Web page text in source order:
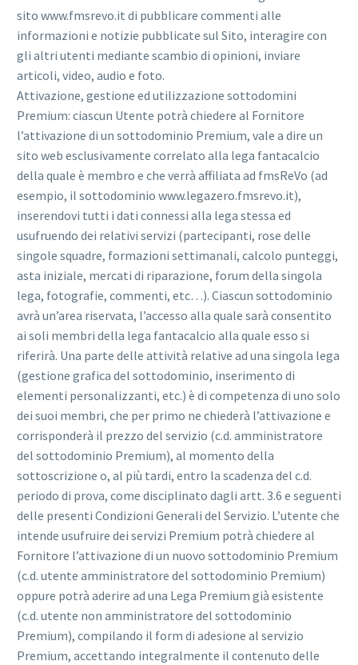
sito www.fmsrevo.it di pubblicare commenti alle
informazioni e notizie pubblicate sul Sito, interagire con
gli altri utenti mediante scambio di opinioni, inviare
articoli, video, audio e foto.
Attivazione, gestione ed utilizzazione sottodomini
Premium: ciascun Utente potrà chiedere al Fornitore
l’attivazione di un sottodominio Premium, vale a dire un
sito web esclusivamente correlato alla lega fantacalcio
della quale è membro e che verrà affiliata ad fmsReVo (ad
esempio, il sottodominio www.legazero.fmsrevo.it),
inserendovi tutti i dati connessi alla lega stessa ed
usufruendo dei relativi servizi (partecipanti, rose delle
singole squadre, formazioni settimanali, calcolo punteggi,
asta iniziale, mercati di riparazione, forum della singola
lega, fotografie, commenti, etc…). Ciascun sottodominio
avrà un’area riservata, l’accesso alla quale sarà consentito
ai soli membri della lega fantacalcio alla quale esso si
riferirà. Una parte delle attività relative ad una singola lega
(gestione grafica del sottodominio, inserimento di
elementi personalizzanti, etc.) è di competenza di uno solo
dei suoi membri, che per primo ne chiederà l’attivazione e
corrisponderà il prezzo del servizio (c.d. amministratore
del sottodominio Premium), al momento della
sottoscrizione o, al più tardi, entro la scadenza del c.d.
periodo di prova, come disciplinato dagli artt. 3.6 e seguenti
delle presenti Condizioni Generali del Servizio. L’utente che
intende usufruire dei servizi Premium potrà chiedere al
Fornitore l’attivazione di un nuovo sottodominio Premium
(c.d. utente amministratore del sottodominio Premium)
oppure potrà aderire ad una Lega Premium già esistente
(c.d. utente non amministratore del sottodominio
Premium), compilando il form di adesione al servizio
Premium, accettando integralmente il contenuto delle